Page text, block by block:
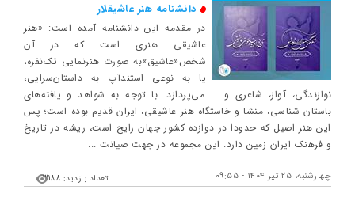
دانشنامه هنر عاشیقلار
در مقدمه این دانشنامه آمده است: «هنر
عاشیقی هنری است که در آن
شخص«عاشیق»به صورت هنرنمایی تک‌نفره،
یا به نوعی استندآپ به داستان‌سرایی،
نوازندگی، آواز، شاعری و ... می‌پردازد. با توجه به شواهد و یافته‌های
باستان شناسی، منشا و خاستگاه هنر عاشیقی، ایران قدیم بوده است؛ پس
این هنر اصیل که حدودا در دوازده کشور جهان رایج است، ریشه در تاریخ
و فرهنک ایران زمین دارد. این مجموعه در جهت صیانت ...
چهارشنبه، ۲۵ تیر ۱۴۰۴ - ۰۹:۵۵ تعداد بازدید: 3188